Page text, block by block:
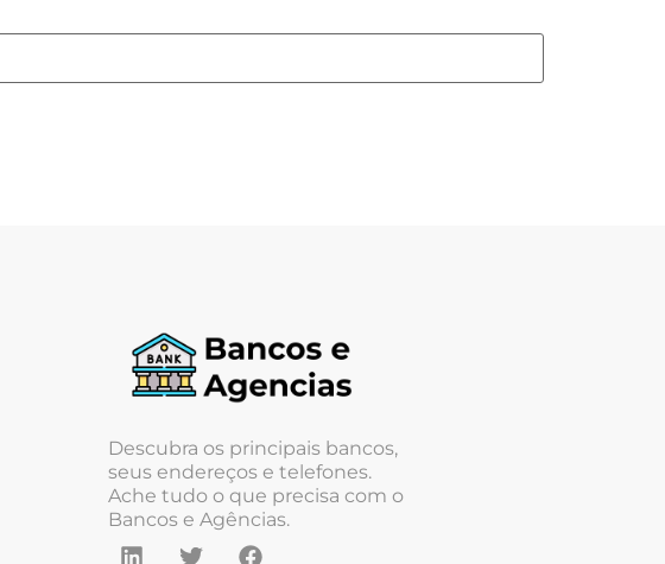
Descubra os principais bancos,
seus endereços e telefones.
Ache tudo o que precisa com o
Bancos e Agências.